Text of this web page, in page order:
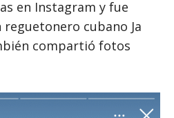
en Instagram y fue
cubano Ja
compartió fotos